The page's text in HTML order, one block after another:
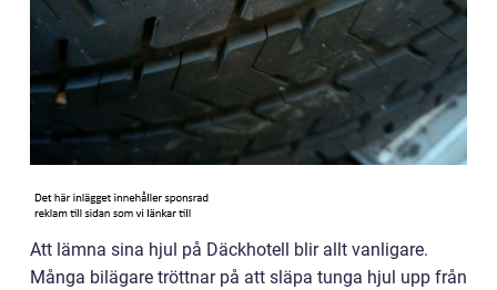
Att lämna sina hjul på Däckhotell blir allt vanligare.
Många bilägare tröttnar på att släpa tunga hjul upp från